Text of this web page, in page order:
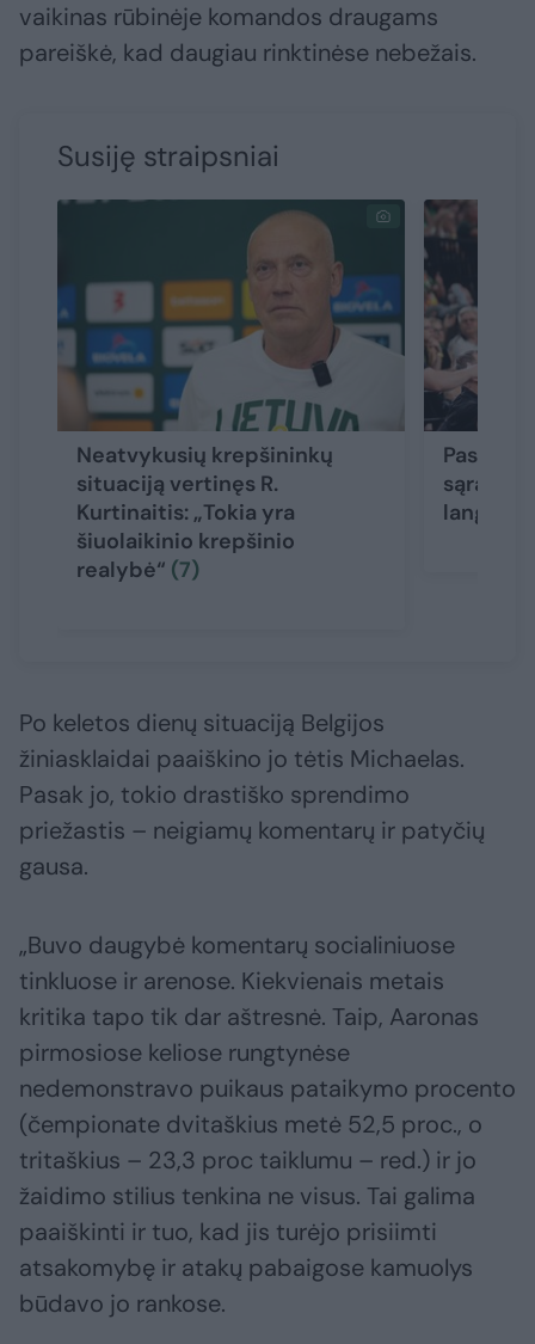
vaikinas rūbinėje komandos draugams
pareiškė, kad daugiau rinktinėse nebežais.
Susiję straipsniai
Neatvykusių krepšininkų
situaciją vertinęs R.
Kurtinaitis: „Tokia yra
šiuolaikinio krepšinio
realybė“ (7)
sąrašas
langui
Po keletos dienų situaciją Belgijos
žiniasklaidai paaiškino jo tėtis Michaelas.
Pasak jo, tokio drastiško sprendimo
priežastis – neigiamų komentarų ir patyčių
gausa.
„Buvo daugybė komentarų socialiniuose
tinkluose ir arenose. Kiekvienais metais
kritika tapo tik dar aštresnė. Taip, Aaronas
pirmosiose keliose rungtynėse
nedemonstravo puikaus pataikymo procento
(čempionate dvitaškius metė 52,5 proc., o
tritaškius – 23,3 proc taiklumu – red.) ir jo
žaidimo stilius tenkina ne visus. Tai galima
paaiškinti ir tuo, kad jis turėjo prisiimti
atsakomybę ir atakų pabaigose kamuolys
būdavo jo rankose.